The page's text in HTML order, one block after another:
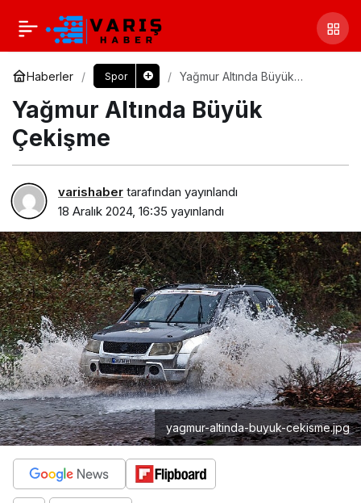
Haberler Spor
Yağmur Altında Büyük
Yağmur Altında Büyük
Çekişme
varishaber tarafından yayınlandı
18 Aralık 2024, 16:35 yayınlandı
yagmur-altinda-buyuk-cekisme.jpg